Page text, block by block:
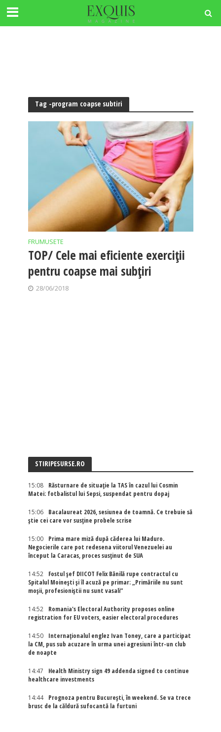
Tag -program coapse subtiri
FRUMUSETE
TOP/ Cele mai eficiente exerciții
pentru coapse mai subțiri
28/06/2018
STIRIPESURSE.RO
15:08
Răsturnare de situație la TAS în cazul lui Cosmin
Matei: fotbalistul lui Sepsi, suspendat pentru dopaj
15:06
Bacalaureat 2026, sesiunea de toamnă. Ce trebuie să
știe cei care vor susține probele scrise
15:00
Prima mare miză după căderea lui Maduro.
Negocierile care pot redesena viitorul Venezuelei au
început la Caracas, proces susținut de SUA
14:52
Fostul șef DIICOT Felix Bănilă rupe contractul cu
Spitalul Moinești și îl acuză pe primar: „Primăriile nu sunt
moșii, profesioniștii nu sunt vasali”
14:52
Romania's Electoral Authority proposes online
registration for EU voters, easier electoral procedures
14:50
Internaţionalul englez Ivan Toney, care a participat
la CM, pus sub acuzare în urma unei agresiuni într-un club
de noapte
14:47
Health Ministry sign 49 addenda signed to continue
healthcare investments
14:44
Prognoza pentru București, în weekend. Se va trece
brusc de la căldură sufocantă la furtuni